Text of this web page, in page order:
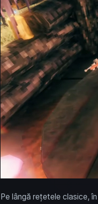
Pe lângă rețetele clasice,